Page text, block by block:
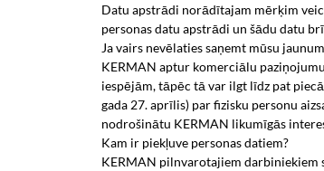
Datu apstrādi norādītajam mērķim
personas datu apstrādi un šādu datu
Ja vairs nevēlaties saņemt mūsu
KERMAN aptur komerciālu
iespējām, tāpēc tā var ilgt līdz pat
gada 27. aprīlis) par fizisku personu
nodrošinātu KERMAN likumīgās
Kam ir piekļuve personas datiem?
KERMAN pilnvarotajiem darbiniekiem